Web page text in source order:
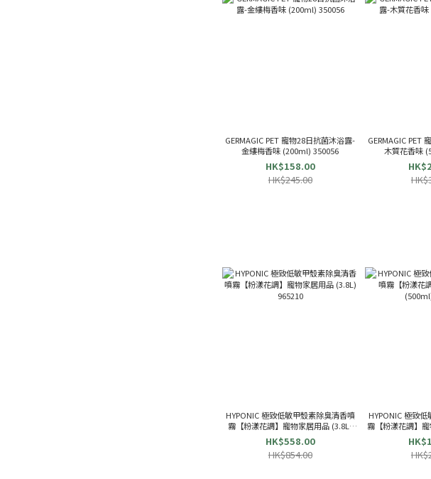
GERMAGIC PET 寵物28日抗菌沐浴露-
金縷梅香味 (200ml) 350056
HK$158.00
HK$245.00
GERMAGIC PET
木質花香味
HYPONIC 極致低敏甲殼素除臭清香噴
霧【粉漾花調】寵物家居用品 (3.8L)
965210
HK$558.00
HK$854.00
HYPONIC 極致
霧【粉漾花調】寵